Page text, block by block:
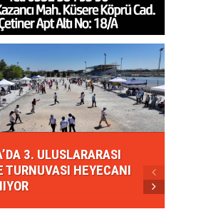
3. ULUSLARARASI
TURNUVASI HEYECANI